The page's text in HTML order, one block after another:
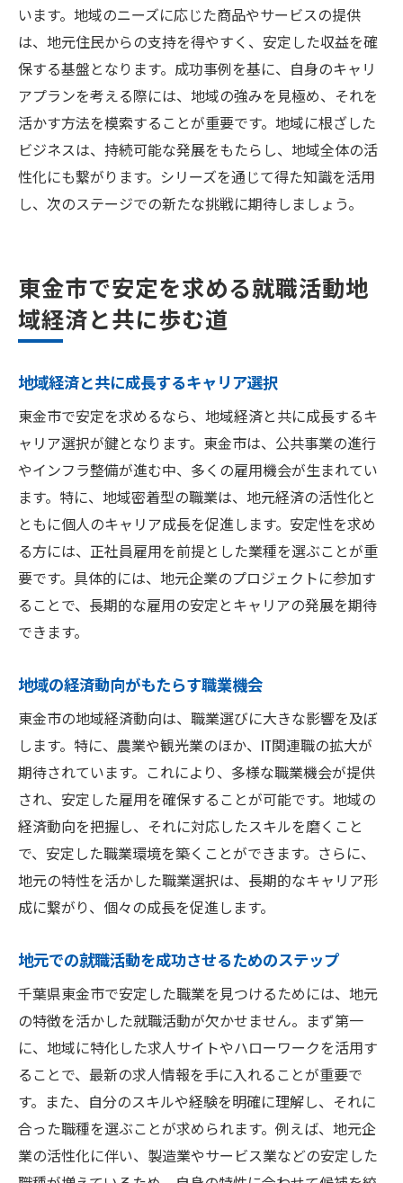
います。地域のニーズに応じた商品やサービスの提供
は、地元住民からの支持を得やすく、安定した収益を確
保する基盤となります。成功事例を基に、自身のキャリ
アプランを考える際には、地域の強みを見極め、それを
活かす方法を模索することが重要です。地域に根ざした
ビジネスは、持続可能な発展をもたらし、地域全体の活
性化にも繋がります。シリーズを通じて得た知識を活用
し、次のステージでの新たな挑戦に期待しましょう。
東金市で安定を求める就職活動地
域経済と共に歩む道
地域経済と共に成長するキャリア選択
東金市で安定を求めるなら、地域経済と共に成長するキ
ャリア選択が鍵となります。東金市は、公共事業の進行
やインフラ整備が進む中、多くの雇用機会が生まれてい
ます。特に、地域密着型の職業は、地元経済の活性化と
ともに個人のキャリア成長を促進します。安定性を求め
る方には、正社員雇用を前提とした業種を選ぶことが重
要です。具体的には、地元企業のプロジェクトに参加す
ることで、長期的な雇用の安定とキャリアの発展を期待
できます。
地域の経済動向がもたらす職業機会
東金市の地域経済動向は、職業選びに大きな影響を及ぼ
します。特に、農業や観光業のほか、IT関連職の拡大が
期待されています。これにより、多様な職業機会が提供
され、安定した雇用を確保することが可能です。地域の
経済動向を把握し、それに対応したスキルを磨くこと
で、安定した職業環境を築くことができます。さらに、
地元の特性を活かした職業選択は、長期的なキャリア形
成に繋がり、個々の成長を促進します。
地元での就職活動を成功させるためのステップ
千葉県東金市で安定した職業を見つけるためには、地元
の特徴を活かした就職活動が欠かせません。まず第一
に、地域に特化した求人サイトやハローワークを活用す
ることで、最新の求人情報を手に入れることが重要で
す。また、自分のスキルや経験を明確に理解し、それに
合った職種を選ぶことが求められます。例えば、地元企
業の活性化に伴い、製造業やサービス業などの安定した